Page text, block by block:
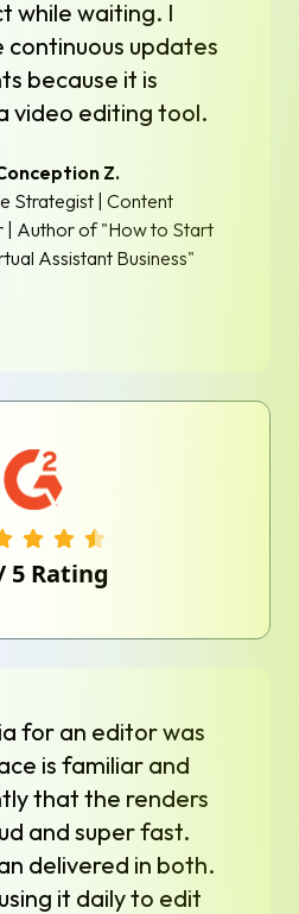
while waiting. I
updates
because it is
video editing tool.
Z.
Strategist | Content
| Author of "How to Start
Assistant Business"
5 Rating
for an editor was
is familiar and
that the renders
and super fast.
delivered in both.
it daily to edit